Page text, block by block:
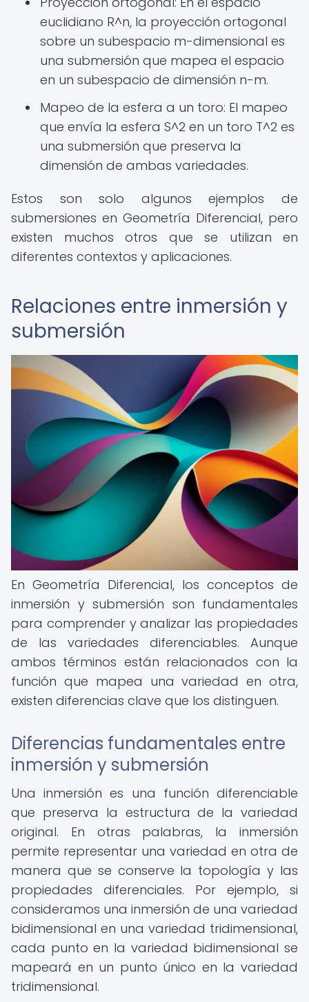
euclidiano R^n, la proyección ortogonal
sobre un subespacio m-dimensional es
una submersión que mapea el espacio
en un subespacio de dimensión n-m.
Mapeo de la esfera a un toro: El mapeo
que envía la esfera S^2 en un toro T^2 es
una submersión que preserva la
dimensión de ambas variedades.
Estos son solo algunos ejemplos de
submersiones en Geometría Diferencial, pero
existen muchos otros que se utilizan en
diferentes contextos y aplicaciones.
Relaciones entre inmersión y
submersión
En Geometría Diferencial, los conceptos de
inmersión y submersión son fundamentales
para comprender y analizar las propiedades
de las variedades diferenciables. Aunque
ambos términos están relacionados con la
función que mapea una variedad en otra,
existen diferencias clave que los distinguen.
Diferencias fundamentales entre
inmersión y submersión
Una inmersión es una función diferenciable
que preserva la estructura de la variedad
original. En otras palabras, la inmersión
permite representar una variedad en otra de
manera que se conserve la topología y las
propiedades diferenciales. Por ejemplo, si
consideramos una inmersión de una variedad
bidimensional en una variedad tridimensional,
cada punto en la variedad bidimensional se
mapeará en un punto único en la variedad
tridimensional.